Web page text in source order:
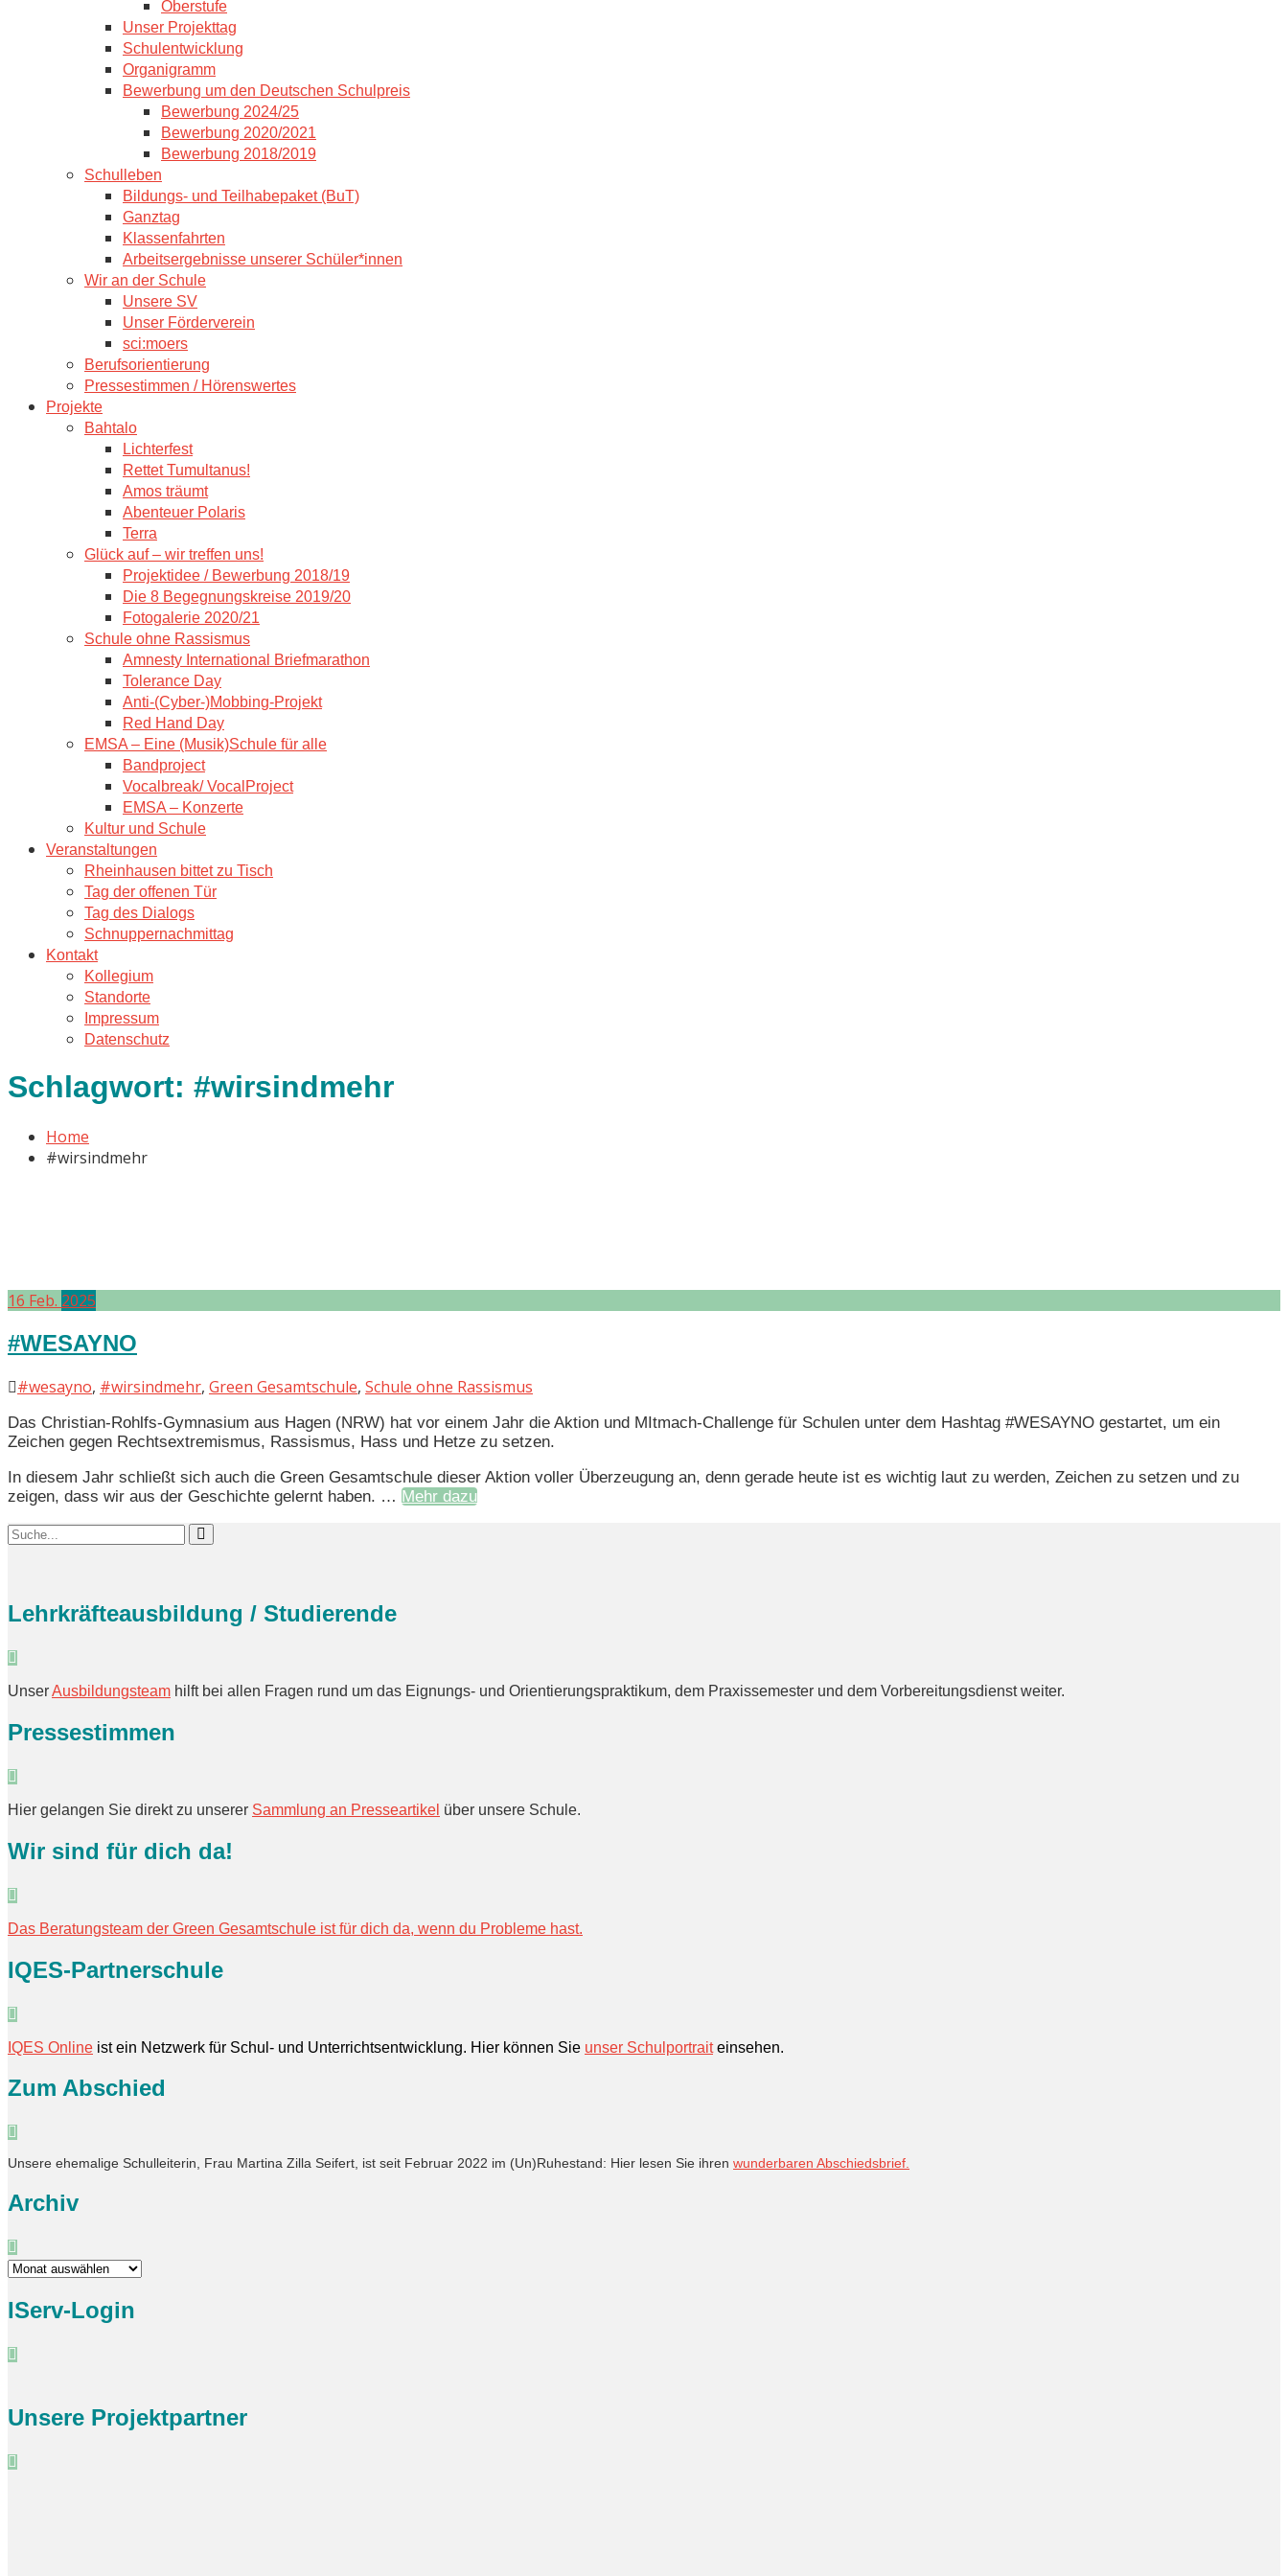
Oberstufe
Unser Projekttag
Schulentwicklung
Organigramm
Bewerbung um den Deutschen Schulpreis
Bewerbung 2024/25
Bewerbung 2020/2021
Bewerbung 2018/2019
Schulleben
Bildungs- und Teilhabepaket (BuT)
Ganztag
Klassenfahrten
Arbeitsergebnisse unserer Schüler*innen
Wir an der Schule
Unsere SV
Unser Förderverein
sci:moers
Berufsorientierung
Pressestimmen / Hörenswertes
Projekte
Bahtalo
Lichterfest
Rettet Tumultanus!
Amos träumt
Abenteuer Polaris
Terra
Glück auf – wir treffen uns!
Projektidee / Bewerbung 2018/19
Die 8 Begegnungskreise 2019/20
Fotogalerie 2020/21
Schule ohne Rassismus
Amnesty International Briefmarathon
Tolerance Day
Anti-(Cyber-)Mobbing-Projekt
Red Hand Day
EMSA – Eine (Musik)Schule für alle
Bandproject
Vocalbreak/ VocalProject
EMSA – Konzerte
Kultur und Schule
Veranstaltungen
Rheinhausen bittet zu Tisch
Tag der offenen Tür
Tag des Dialogs
Schnuppernachmittag
Kontakt
Kollegium
Standorte
Impressum
Datenschutz
Schlagwort: #wirsindmehr
Home
#wirsindmehr
16 Feb. 2025
#WESAYNO
#wesayno, #wirsindmehr, Green Gesamtschule, Schule ohne Rassismus
Das Christian-Rohlfs-Gymnasium aus Hagen (NRW) hat vor einem Jahr die Aktion und MItmach-Challenge für Schulen unter dem Hashtag #WESAYNO gestartet, um ein
Zeichen gegen Rechtsextremismus, Rassismus, Hass und Hetze zu setzen.
In diesem Jahr schließt sich auch die Green Gesamtschule dieser Aktion voller Überzeugung an, denn gerade heute ist es wichtig laut zu werden, Zeichen zu setzen und zu
zeigen, dass wir aus der Geschichte gelernt haben. … Mehr dazu
Lehrkräfteausbildung / Studierende
UnserAusbildungsteam hilft bei allen Fragen rund um das Eignungs- und Orientierungspraktikum, dem Praxissemester und dem Vorbereitungsdienst weiter.
Pressestimmen
Hier gelangen Sie direkt zu unserer Sammlung an Presseartikel über unsere Schule.
Wir sind für dich da!
Das Beratungsteam der Green Gesamtschule ist für dich da, wenn du Probleme hast.
IQES-Partnerschule
IQES Online ist ein Netzwerk für Schul- und Unterrichtsentwicklung. Hier können Sie unser Schulportraiteinsehen.
Zum Abschied
Unsere ehemalige Schulleiterin, Frau Martina Zilla Seifert, ist seit Februar 2022 im (Un)Ruhestand: Hier lesen Sie ihren wunderbaren Abschiedsbrief.
Archiv
Archiv
IServ-Login
Unsere Projektpartner